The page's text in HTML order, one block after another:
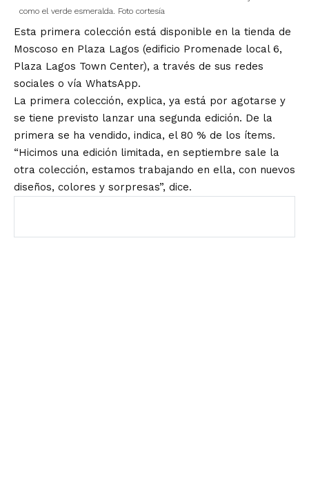
como el verde esmeralda. Foto cortesía
Esta primera colección está disponible en la tienda de
Moscoso en Plaza Lagos (edificio Promenade local 6,
Plaza Lagos Town Center), a través de sus redes
sociales o vía WhatsApp.
La primera colección, explica, ya está por agotarse y
se tiene previsto lanzar una segunda edición. De la
primera se ha vendido, indica, el 80 % de los ítems.
“Hicimos una edición limitada, en septiembre sale la
otra colección, estamos trabajando en ella, con nuevos
diseños, colores y sorpresas”, dice.